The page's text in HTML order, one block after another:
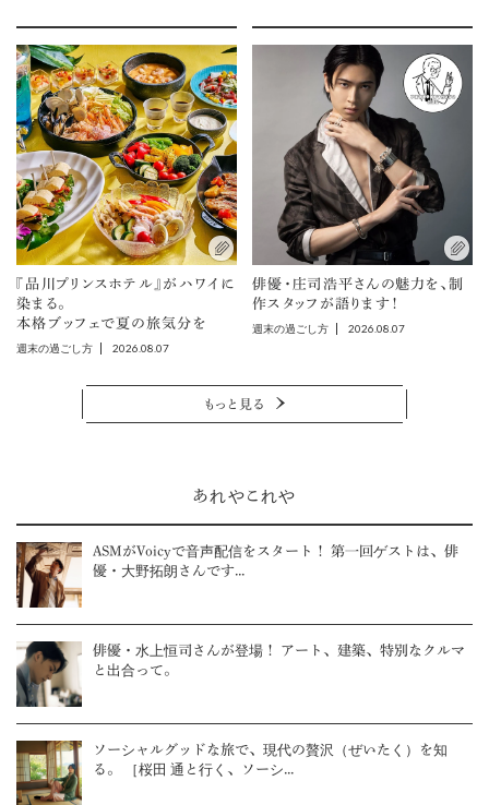
『品川プリンスホテル』がハワイに
染まる。
本格ブッフェで夏の旅気分を
週末の過ごし方 2026.08.07
俳優・庄司浩平さんの魅力を、制
作スタッフが語ります！
週末の過ごし方 2026.08.07
もっと見る
あれやこれや
ASMがVoicyで音声配信をスタート！ 第一回ゲストは、俳
優・大野拓朗さんです...
俳優・水上恒司さんが登場！ アート、建築、特別なクルマ
と出合って。
ソーシャルグッドな旅で、現代の贅沢（ぜいたく）を知
る。 ［桜田 通と行く、ソーシ...